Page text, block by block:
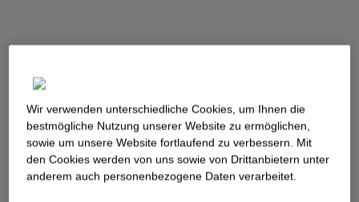
Wir verwenden unterschiedliche Cookies, um Ihnen die
best­mögliche Nutzung unserer Website zu ermöglichen,
sowie um unsere Website fortlaufend zu verbessern. Mit
den Cookies werden von uns sowie von Drittanbietern unter
anderem auch personenbezogene Daten verarbeitet.